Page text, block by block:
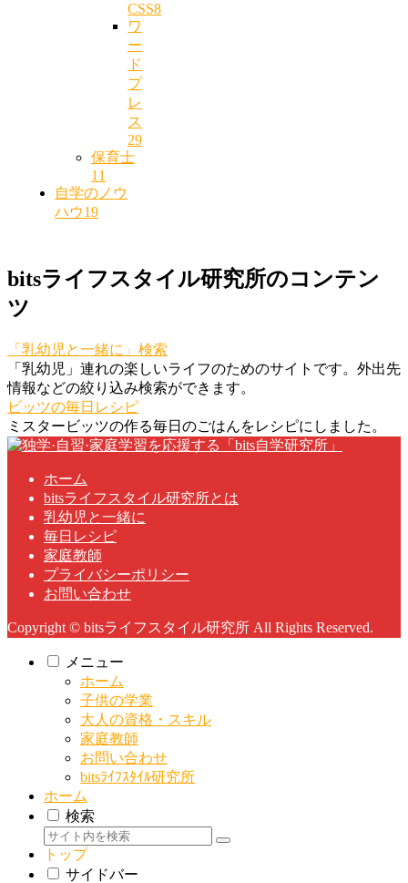
CSS8
ワ
ー
ド
プ
レ
ス
29
保育士
11
自学のノウ
ハウ19
bitsライフスタイル研究所のコンテン
ツ
「乳幼児と一緒に」検索
「乳幼児」連れの楽しいライフのためのサイトです。外出先
情報などの絞り込み検索ができます。
ビッツの毎日レシピ
ミスタービッツの作る毎日のごはんをレシピにしました。
ホーム
bitsライフスタイル研究所とは
乳幼児と一緒に
毎日レシピ
家庭教師
プライバシーポリシー
お問い合わせ
Copyright © bitsライフスタイル研究所 All Rights Reserved.
メニュー
ホーム
子供の学業
大人の資格・スキル
家庭教師
お問い合わせ
bitsﾗｲﾌｽﾀｲﾙ研究所
ホーム
検索
トップ
サイドバー